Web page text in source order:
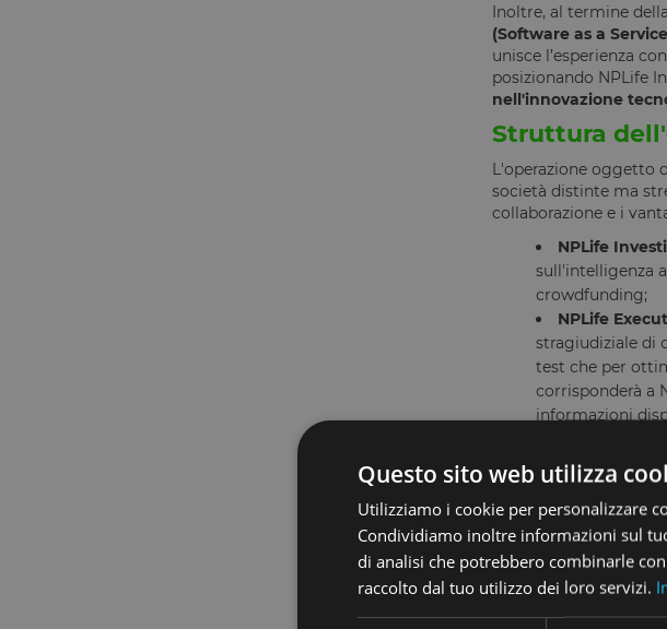
Inoltre, al termine
(Software as a
unisce l’esperienza
posizionando NPLife
nell'innovazione
Struttura
L'operazione oggetto
società distinte ma
collaborazione e i
NPLife
sull'intelligenza
crowdfunding;
NPLife
stragiudiziale di
test che per
corrisponderà a
informazioni
NPLife Investing
per la selezione di
risorse e le
remunerazione dei
lo sviluppo del
sviluppare algoritmi
Questo sito web utilizza
Utilizziamo i cookie per personalizzare
Condividiamo inoltre informazioni sul
di analisi che potrebbero combinarle
raccolto dal tuo utilizzo dei loro servizi.